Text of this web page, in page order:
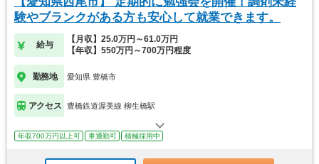
験やブランクがある方も安心して就業できます。
給与
【月収】25.0万円～61.0万円
【年収】550万円～700万円程度
勤務地 愛知県 豊橋市
アクセス 豊橋鉄道渥美線 柳生橋駅
年収700万円以上可 車通勤可 積極採用中